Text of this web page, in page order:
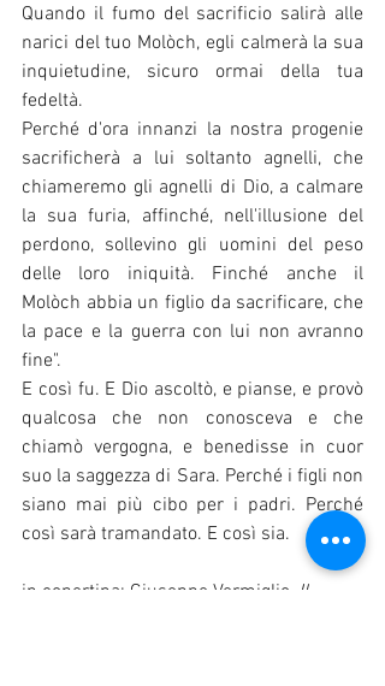
Quando il fumo del sacrificio salirà alle
narici del tuo Molòch, egli calmerà la sua
inquietudine, sicuro ormai della tua
fedeltà.
Perché d'ora innanzi la nostra progenie
sacrificherà a lui soltanto agnelli, che
chiameremo gli agnelli di Dio, a calmare
la sua furia, affinché, nell'illusione del
perdono, sollevino gli uomini del peso
delle loro iniquità. Finché anche il
Molòch abbia un figlio da sacrificare, che
la pace e la guerra con lui non avranno
fine".
E così fu. E Dio ascoltò, e pianse, e provò
qualcosa che non conosceva e che
chiamò vergogna, e benedisse in cuor
suo la saggezza di Sara. Perché i figli non
siano mai più cibo per i padri. Perché
così sarà tramandato. E così sia.
in copertina: Giuseppe Vermiglio, Il